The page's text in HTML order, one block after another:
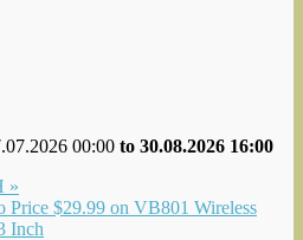
00:00 to 30.08.2026 16:00
»
Price $29.99 on VB801 Wireless
Inch